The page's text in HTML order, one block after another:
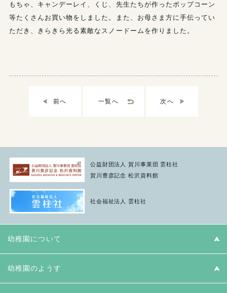
もちゃ、キャンデーレイ、くじ、先生たちが作ったポップコーン
等たくさんお買い物をしました。また、お母さま方に手伝ってい
ただき、きらきら光る素敵なスノードームを作りました。
前へ 一覧へ 次へ
公益財団法人 賀川事業団 雲柱社
賀川豊彦記念 松沢資料館
社会福祉法人 雲柱社
幼稚園について
教育方針と園長あいさつ
幼稚園のようす